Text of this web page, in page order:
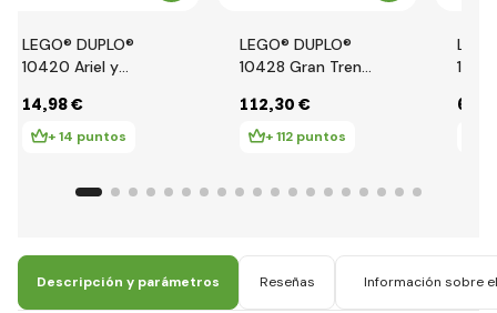
LEGO® DUPLO®
10420 Ariel y
de café
14,98 €
+ 14 puntos
LEGO® DUPLO®
10428 Gran Tren
Interactivo
112,30 €
+ 112 puntos
64
Descripción y parámetros Reseñas Información sobre